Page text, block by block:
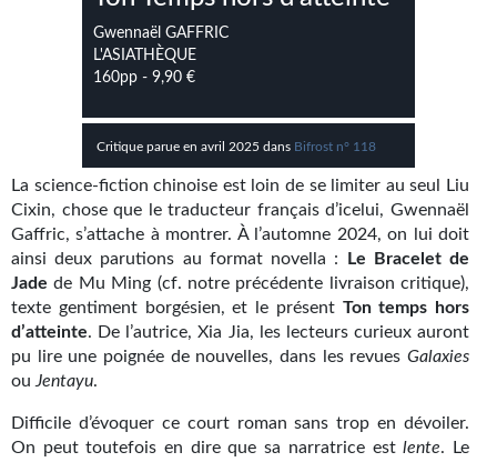
Une Heure-Lumière
Archive du Futur
Quarante-Deux
Kvasar
Pulps
Wotan
Étoiles vives
Yellow Submarine
NUMÉRIQUE
Gwennaël GAFFRIC
L'ASIATHÈQUE
160pp - 9,90 €
Critique parue en avril 2025 dans Bifrost n° 118
La science-fiction chinoise est loin de se limiter au seul Liu
Cixin, chose que le traducteur français d’icelui, Gwennaël
Gaffric, s’attache à montrer. À l’automne 2024, on lui doit
ainsi deux parutions au format novella :
Le Bracelet de
Jade de Mu Ming (cf. notre précédente livraison critique),
texte gentiment borgésien, et le présent Ton temps hors
d’atteinte. De l’autrice, Xia Jia, les lecteurs curieux auront
pu lire une poignée de nouvelles, dans les revues Galaxies
ou Jentayu.
Difficile d’évoquer ce court roman sans trop en dévoiler.
On peut toutefois en dire que sa narratrice estlente. Le